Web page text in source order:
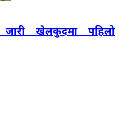
जारी खेलकुदमा पहिलो